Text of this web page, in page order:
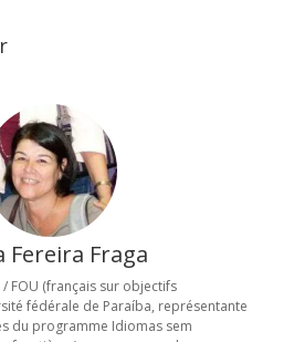
Fereira Fraga
/ FOU (français sur objectifs
fédérale de Paraíba, représentante
du programme Idiomas sem